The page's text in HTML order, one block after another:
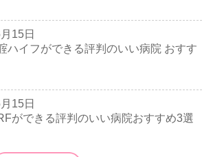
15日
ハイフができる評判のいい病院 おすす
15日
ができる評判のいい病院おすすめ3選